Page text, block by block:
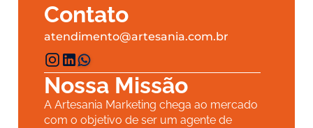
Contato
atendimento@artesania.com.br
Nossa Missão
A Artesania Marketing chega ao mercado
com o objetivo de ser um agente de